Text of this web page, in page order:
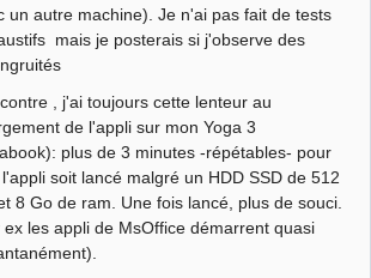
un autre machine). Je n'ai pas fait de tests
mais je posterais si j'observe des
, j'ai toujours cette lenteur au
de l'appli sur mon Yoga 3
plus de 3 minutes -répétables- pour
soit lancé malgré un HDD SSD de 512
8 Go de ram. Une fois lancé, plus de souci.
ex les appli de MsOffice démarrent quasi